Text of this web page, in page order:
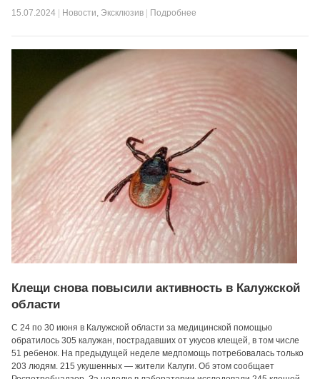
15.07.2024 Новости, Эксклюзив Подробнее
Клещи снова повысили активность в Калужской
области
С 24 по 30 июня в Калужской области за медицинской помощью
обратилось 305 калужан, пострадавших от укусов клещей, в том числе
51 ребенок. На предыдущей неделе медпомощь потребовалась только
203 людям. 215 укушенных — жители Калуги. Об этом сообщает